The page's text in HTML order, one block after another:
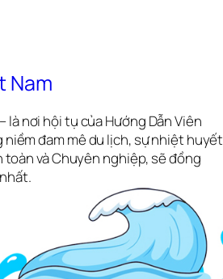
Nam
là nơi hội tụ của Hướng Dẫn Viên
đam mê du lịch, sự nhiệt huyết
và Chuyên nghiệp, sẽ đồng